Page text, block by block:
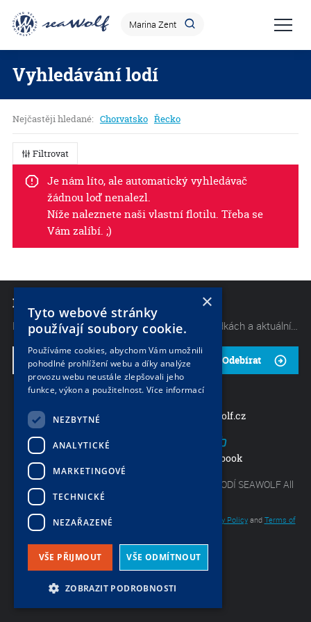
Vyhledávání lodí
Nejčastěji hledané: Chorvatsko Řecko
Filtrovat
Je nám líto, ale automatický vyhledávač
žádnou loď nenalezl.
Níže naleznete naši vlastní flotilu. Třeba se
Vám zalíbí. ;)
NEWSLETTER
Mějte neustále přehled o těch nejlepších nabídkách a aktuálních akcích od naší společnosti. Začněte odebírat náš občasný zpravodaj.
Odebírat
+420 733 736 523 charter@seawolf.cz
Facebook
Copyright by Největší nabídka lodí - CHARTER LODÍ SEAWOLF All
This site is protected by reCAPTCHA and the Google Privacy Policyand Terms of
×
Tyto webové stránky
používají soubory cookie.
Používáme cookies, abychom Vám umožnili
pohodlné prohlížení webu a díky analýze
provozu webu neustále zlepšovali jeho
funkce, výkon a použitelnost.Více informací
NEZBYTNÉ
ANALYTICKÉ
MARKETINGOVÉ
TECHNICKÉ
NEZAŘAZENÉ
VŠE PŘIJMOUT VŠE ODMÍTNOUT
ZOBRAZIT PODROBNOSTI